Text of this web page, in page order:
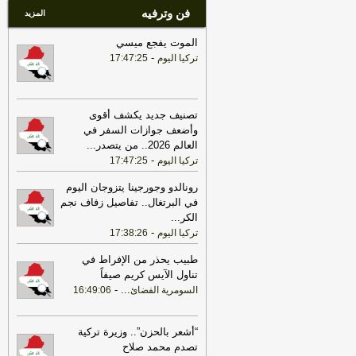
الأمني في جميع القواعد والمعسكرات-هذا
اليوم
فن وترفيه المزيد
الموت يفجع ميسي
تركيا اليوم -
17:47:25
تصنيف جديد يكشف أقوى
وأضعف جوازات السفر في
العالم 2026.. من يتصدر
...
تركيا اليوم -
17:47:25
رونالدو وجورجينا يتزوجان اليوم
في البرتغال.. تفاصيل زفاف نجم
الكر ...
تركيا اليوم -
17:38:26
طبيب يحذر من الإفراط في
تناول الآيس كريم صيفاً
السومرية الفضائ...
-
16:49:06
“أشعر بالحزن”.. وزيرة تركية
تصدم محمد صلاح